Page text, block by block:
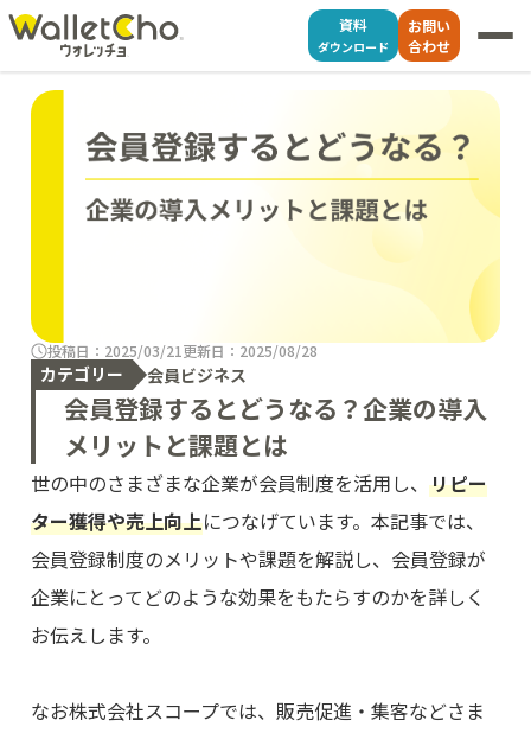
資料
ダウンロード
お問い
合わせ
会員登録するとどうなる？企業の導入
メリットと課題とは
投稿日：2025/03/21更新日：2025/08/28
カテゴリー 会員ビジネス
世の中のさまざまな企業が会員制度を活用し、リピー
ター獲得や売上向上につなげています。本記事では、
会員登録制度のメリットや課題を解説し、会員登録が
企業にとってどのような効果をもたらすのかを詳しく
お伝えします。
なお株式会社スコープでは、販売促進・集客などさま